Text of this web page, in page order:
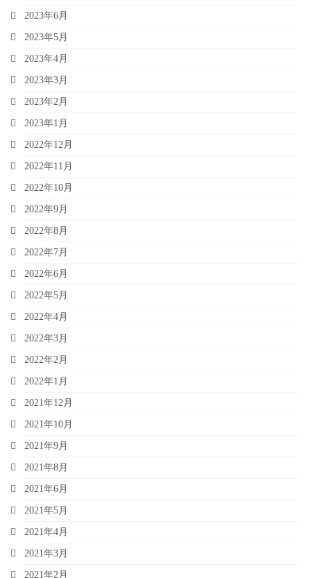
2023年6月
2023年5月
2023年4月
2023年3月
2023年2月
2023年1月
2022年12月
2022年11月
2022年10月
2022年9月
2022年8月
2022年7月
2022年6月
2022年5月
2022年4月
2022年3月
2022年2月
2022年1月
2021年12月
2021年10月
2021年9月
2021年8月
2021年6月
2021年5月
2021年4月
2021年3月
2021年2月